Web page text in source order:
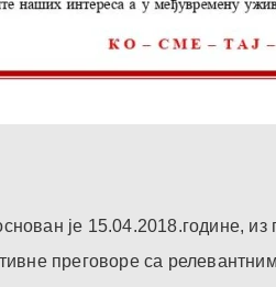
је 15.04.2018.године,
преговоре са